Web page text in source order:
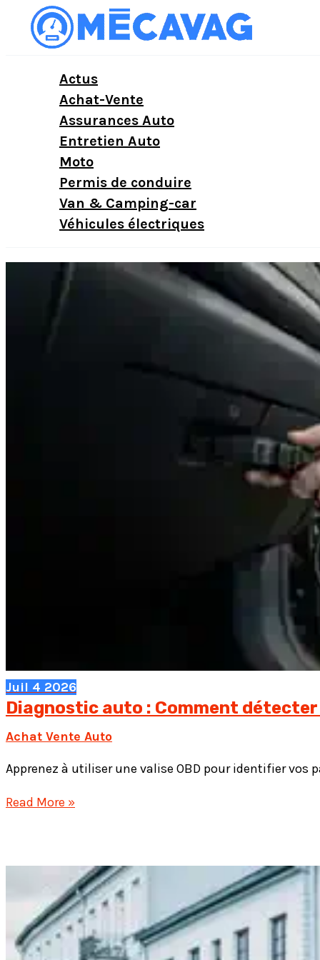
Actus
Achat-Vente
Assurances Auto
Entretien Auto
Moto
Permis de conduire
Van & Camping-car
Véhicules électriques
Juil 4 2026
Diagnostic auto : Comment détecter
Achat Vente Auto
Apprenez à utiliser une valise OBD pour identifier vos
Diagnostic
Comment
pannes
avec
Read More »